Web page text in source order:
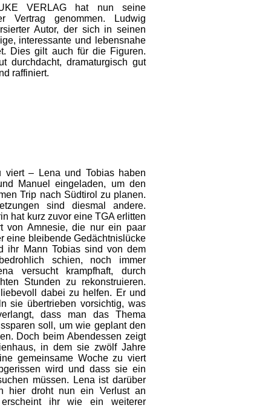
VERLAG hat nun seine
Vertrag genommen. Ludwig
Autor, der sich in seinen
interessante und lebensnahe
Dies gilt auch für die Figuren.
durchdacht, dramaturgisch gut
raffiniert.
viert – Lena und Tobias haben
Manuel eingeladen, um den
Trip nach Südtirol zu planen.
sind diesmal andere.
hat kurz zuvor eine TGA erlitten
von Amnesie, die nur ein paar
eine bleibende Gedächtnislücke
ihr Mann Tobias sind von dem
schien, noch immer
versucht krampfhaft, durch
Stunden zu rekonstruieren.
dabei zu helfen. Er und
sie übertrieben vorsichtig, was
dass man das Thema
soll, um wie geplant den
Doch beim Abendessen zeigt
in dem sie zwölf Jahre
gemeinsame Woche zu viert
wird und dass sie ein
müssen. Lena ist darüber
hier droht nun ein Verlust an
ihr wie ein weiterer